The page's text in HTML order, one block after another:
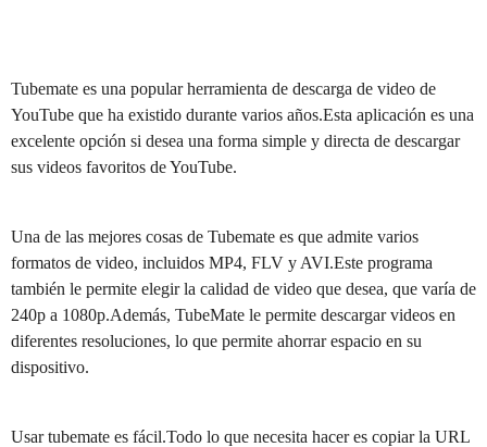
Tubemate es una popular herramienta de descarga de video de
YouTube que ha existido durante varios años.Esta aplicación es una
excelente opción si desea una forma simple y directa de descargar
sus videos favoritos de YouTube.
Una de las mejores cosas de Tubemate es que admite varios
formatos de video, incluidos MP4, FLV y AVI.Este programa
también le permite elegir la calidad de video que desea, que varía de
240p a 1080p.Además, TubeMate le permite descargar videos en
diferentes resoluciones, lo que permite ahorrar espacio en su
dispositivo.
Usar tubemate es fácil.Todo lo que necesita hacer es copiar la URL